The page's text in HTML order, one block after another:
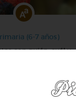
(6-7 años)
con quién, cuál y